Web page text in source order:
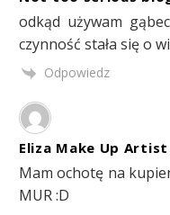
odkąd używam
czynność stała się o
Odpowiedz
Eliza Make Up Artist
Mam ochotę na
MUR :D